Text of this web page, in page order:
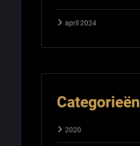
april 2024
Categorieën
2020